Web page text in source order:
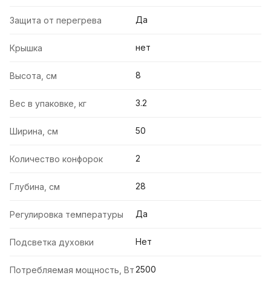
Защита от перегрева Да
Крышка нет
Высота, см 8
Вес в упаковке, кг 3.2
Ширина, см 50
Количество конфорок 2
Глубина, см 28
Регулировка температуры Да
Подсветка духовки Нет
Потребляемая мощность, Вт2500